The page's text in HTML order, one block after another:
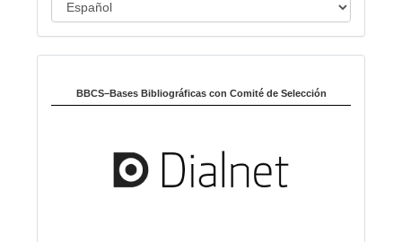
d
m
BBCS–Bases Bibliográficas con Comité de Selección